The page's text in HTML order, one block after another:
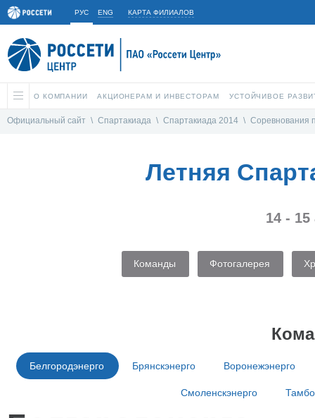
РУС ENG КАРТА ФИЛИАЛОВ
О КОМПАНИИ АКЦИОНЕРАМ И ИНВЕСТОРАМ УСТОЙЧИВОЕ
Официальный сайт \ Спартакиада \ Спартакиада 2014 \ Соревнования
Летняя
14 - 15
Команды Фотогалерея
Белгородэнерго Брянскэнерго Воронежэнерго
Смоленскэнерго